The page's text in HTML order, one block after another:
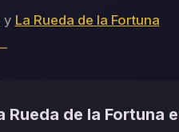
y La Rueda de la Fortuna
Rueda de la Fortuna